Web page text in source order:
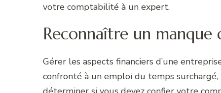
votre comptabilité à un expert.
Reconnaître un manque
Gérer les aspects financiers d’une
confronté à un emploi du temps